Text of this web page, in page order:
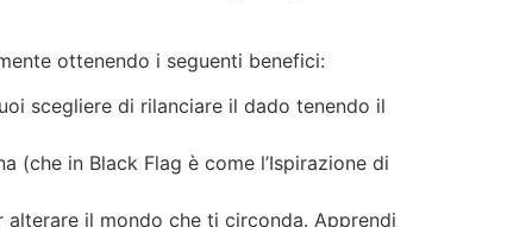
ottenendo i seguenti benefici:
scegliere di rilanciare il dado tenendo il
(che in Black Flag è come l’Ispirazione di
il mondo che ti circonda. Apprendi